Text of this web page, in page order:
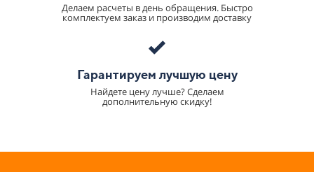
Делаем расчеты в день обращения. Быстро
комплектуем заказ и производим доставку
Гарантируем лучшую цену
Найдете цену лучше? Сделаем
дополнительную скидку!